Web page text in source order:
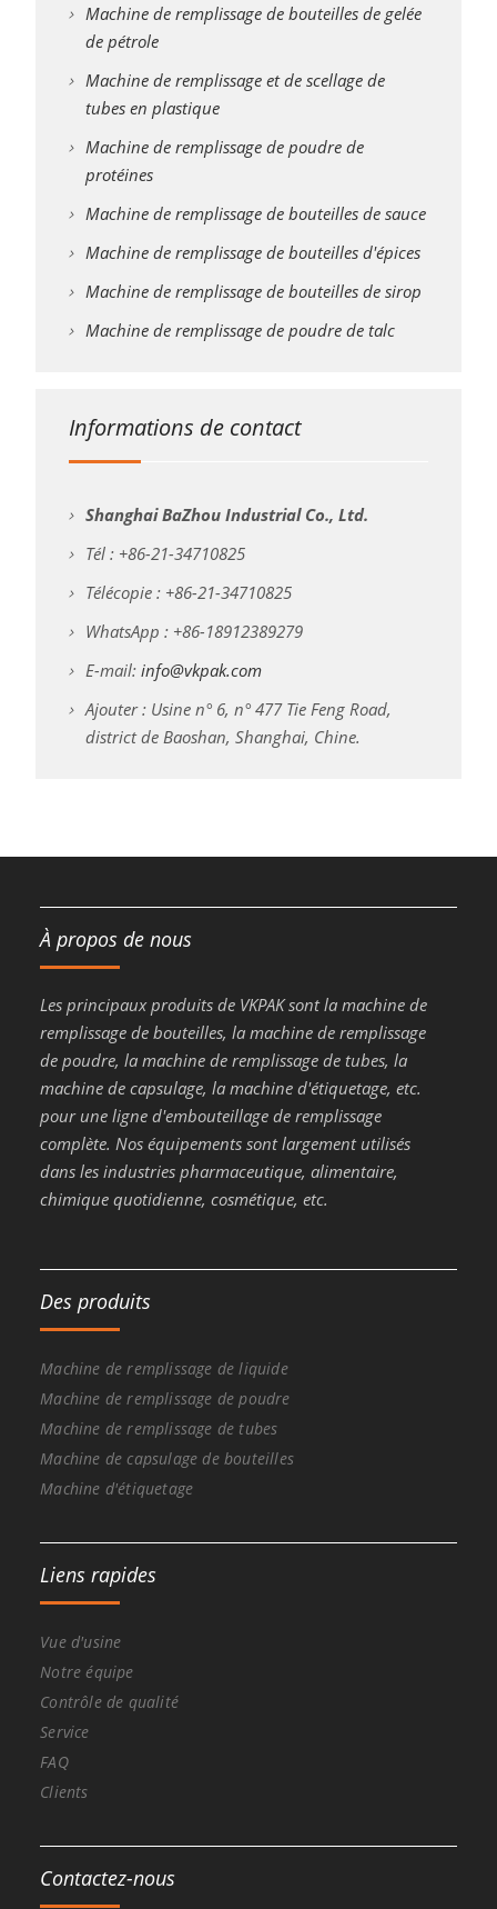
Machine de remplissage de bouteilles de gelée
de pétrole
Machine de remplissage et de scellage de
tubes en plastique
Machine de remplissage de poudre de
protéines
Machine de remplissage de bouteilles de sauce
Machine de remplissage de bouteilles d'épices
Machine de remplissage de bouteilles de sirop
Machine de remplissage de poudre de talc
Informations de contact
Shanghai BaZhou Industrial Co., Ltd.
Tél : +86-21-34710825
Télécopie : +86-21-34710825
WhatsApp : +86-18912389279
E-mail: info@vkpak.com
Ajouter : Usine n° 6, n° 477 Tie Feng Road,
district de Baoshan, Shanghai, Chine.
À propos de nous
Les principaux produits de VKPAK sont la machine de
remplissage de bouteilles, la machine de remplissage
de poudre, la machine de remplissage de tubes, la
machine de capsulage, la machine d'étiquetage, etc.
pour une ligne d'embouteillage de remplissage
complète. Nos équipements sont largement utilisés
dans les industries pharmaceutique, alimentaire,
chimique quotidienne, cosmétique, etc.
Des produits
Machine de remplissage de liquide
Machine de remplissage de poudre
Machine de remplissage de tubes
Machine de capsulage de bouteilles
Machine d'étiquetage
Liens rapides
Vue d'usine
Notre équipe
Contrôle de qualité
Service
FAQ
Clients
Contactez-nous